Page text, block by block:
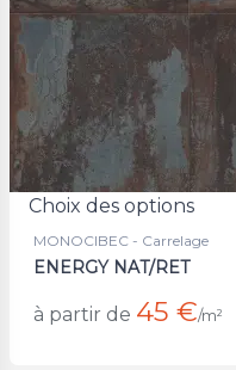
Choix des options
MONOCIBEC - Carrelage
ENERGY NAT/RET
à partir de 45 €/m²